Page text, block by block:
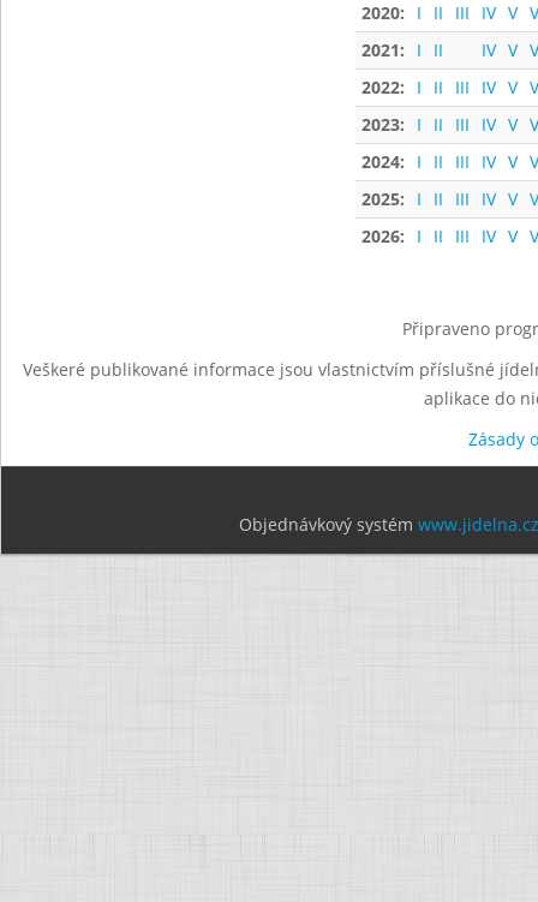
2020:
I II III IV V
2021:
I II IV V
2022:
I II III IV V
2023:
I II III IV V
2024:
I II III IV V
2025:
I II III IV V
2026:
I II III IV V
Připraveno
Veškeré publikované informace jsou vlastnictvím příslušné
aplikace do
Zásady
Objednávkový systém www.jidelna.cz